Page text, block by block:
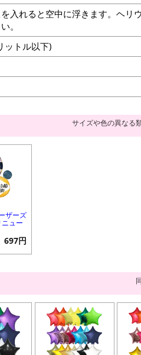
入れると空中に浮きます。ヘリ
。
ットル以下)
サイズや色の異なる
ザーズ
ュー
697円